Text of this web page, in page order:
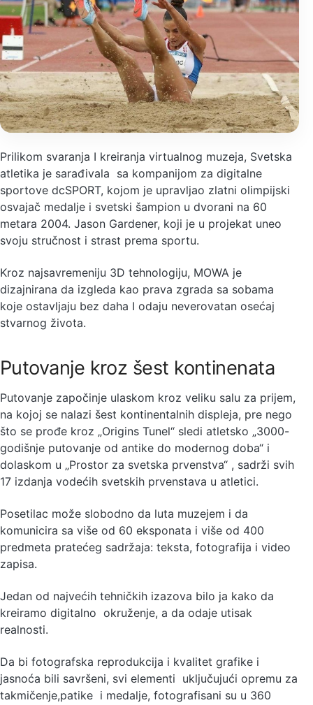
Prilikom svaranja I kreiranja virtualnog muzeja, Svetska
atletika je sarađivala sa kompanijom za digitalne
sportove dcSPORT, kojom je upravljao zlatni olimpijski
osvajač medalje i svetski šampion u dvorani na 60
metara 2004. Jason Gardener, koji je u projekat uneo
svoju stručnost i strast prema sportu.
Kroz najsavremeniju 3D tehnologiju, MOWA je
dizajnirana da izgleda kao prava zgrada sa sobama
koje ostavljaju bez daha I odaju neverovatan osećaj
stvarnog života.
Putovanje kroz šest kontinenata
Putovanje započinje ulaskom kroz veliku salu za prijem,
na kojoj se nalazi šest kontinentalnih displeja, pre nego
što se prođe kroz „Origins Tunel“ sledi atletsko „3000-
godišnje putovanje od antike do modernog doba“ i
dolaskom u „Prostor za svetska prvenstva“ , sadrži svih
17 izdanja vodećih svetskih prvenstava u atletici.
Posetilac može slobodno da luta muzejem i da
komunicira sa više od 60 eksponata i više od 400
predmeta pratećeg sadržaja: teksta, fotografija i video
zapisa.
Jedan od najvećih tehničkih izazova bilo ja kako da
kreiramo digitalno okruženje, a da odaje utisak
realnosti.
Da bi fotografska reprodukcija i kvalitet grafike i
jasnoća bili savršeni, svi elementi uključujući opremu za
takmičenje,patike i medalje, fotografisani su u 360